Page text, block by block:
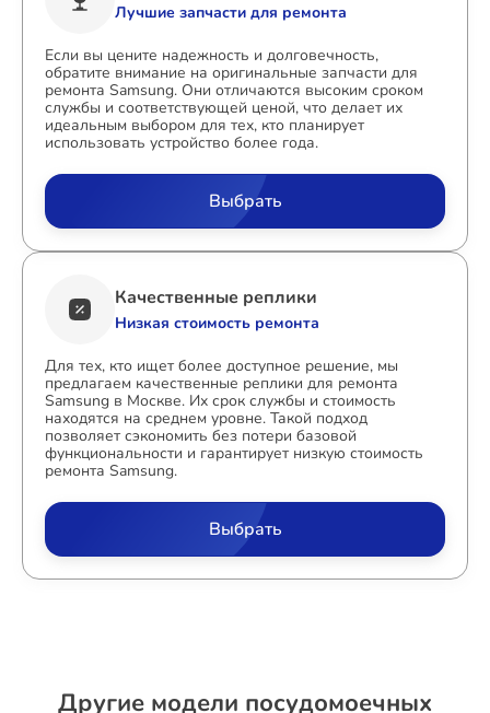
Лучшие запчасти для ремонта
Если вы цените надежность и долговечность,
обратите внимание на оригинальные запчасти для
ремонта Samsung. Они отличаются высоким сроком
службы и соответствующей ценой, что делает их
идеальным выбором для тех, кто планирует
использовать устройство более года.
Выбрать
Качественные реплики
Низкая стоимость ремонта
Для тех, кто ищет более доступное решение, мы
предлагаем качественные реплики для ремонта
Samsung в Москве. Их срок службы и стоимость
находятся на среднем уровне. Такой подход
позволяет сэкономить без потери базовой
функциональности и гарантирует низкую стоимость
ремонта Samsung.
Выбрать
Другие модели посудомоечных